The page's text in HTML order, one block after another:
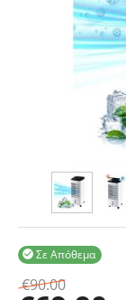
Σε Απόθεμα

€90.00